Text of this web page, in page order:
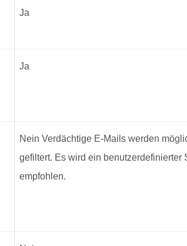
Ja
Ja
Nein Verdächtige E-Mails werden
gefiltert. Es wird ein benutzerdefinierter
empfohlen.